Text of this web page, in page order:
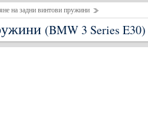
на задни винтови пружини
(BMW 3 Series E30)